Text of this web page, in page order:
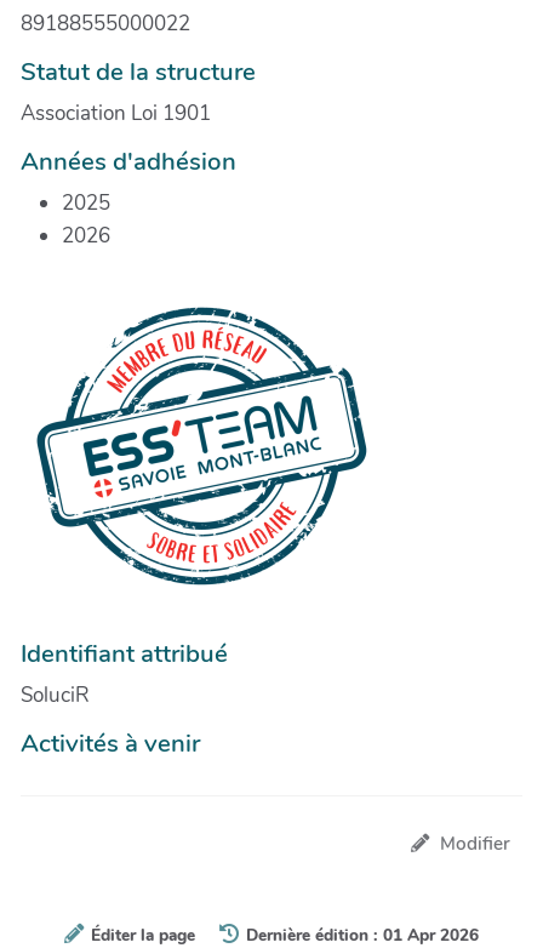
89188555000022
Statut de la structure
Association Loi 1901
Années d'adhésion
2025
2026
Identifiant attribué
SoluciR
Activités à venir
Modifier
Éditer la page
Dernière édition : 01 Apr 2026